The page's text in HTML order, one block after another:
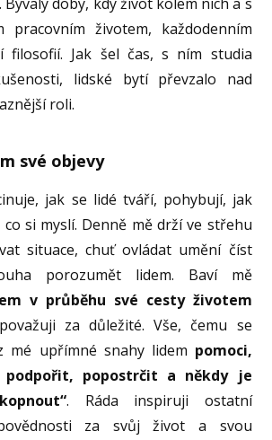
životem, každodenním
filosofií. Jak šel čas, s ním studia
lidské bytí převzalo nad
roli.
své objevy
jak se lidé tváří, pohybují, jak
si myslí. Denně mě drží ve střehu
situace, chuť ovládat umění číst
porozumět lidem. Baví mě
v průběhu své cesty životem
za důležité. Vše, čemu se
mé upřímné snahy lidem pomoci,
popostrčit a někdy je
. Ráda inspiruji ostatní
za svůj život a svou